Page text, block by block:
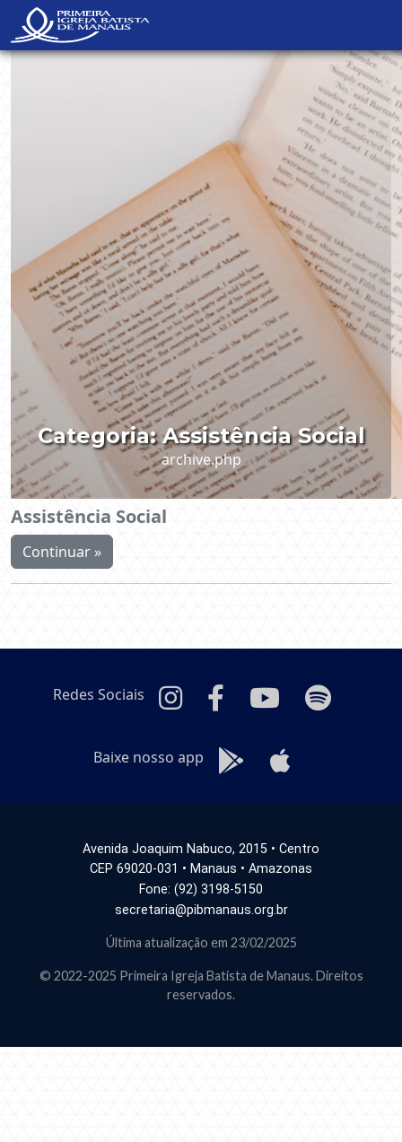
NavBar Oculta
Categoria:Assistência Social
archive.php
Assistência Social
Continuar »
Redes Sociais
Baixe nosso app
Avenida Joaquim Nabuco, 2015 • Centro
CEP 69020-031 • Manaus • Amazonas
Fone: (92) 3198-5150
secretaria@pibmanaus.org.br
Última atualização em 23/02/2025
© 2022-2025 Primeira Igreja Batista de Manaus. Direitos
reservados.